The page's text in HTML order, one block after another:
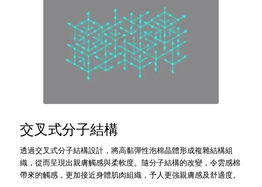
交叉式分子結構
透過交叉式分子結構設計，將高黏彈性泡棉晶體形成複雜結構組
織，從而呈現出親膚觸感與柔軟度。隨分子結構的改變，令雲感棉
帶來的觸感，更加接近身體肌肉組織，予人更強親膚感及舒適度。